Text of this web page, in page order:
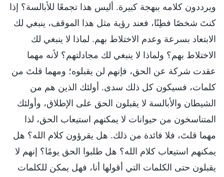
ويرددون كلامه ببهجة كبيرة. أليس هذا تجمعًا للأبالسة؟ إذا
كنتَ شخصًا فطِنًا، فعند رؤية مثل هذا الموقف، ينبغي لك
الابتعاد بسرعة وعدم الاختلاط بهم. لماذا لا ينبغي لك
الاختلاط بهم؟ ولماذا لا ينبغي لك مجادلتهم؟ لأنه مهما
عقدت شركة عن الحق، فإنهم لن يقبلوه؛ ومهما قلتَ من
كلمات، فسيكون كل ذلك سدى. أولئك الذين هم من
الشيطان والأبالسة لا يقبلون الحق على الإطلاق، وأولئك
المتناسخون من حيوانات لا يمكنهم استيعاب الحق، لذا
مهما قلتَ، فلا فائدة من ذلك. هل يقرؤون كلام الله؟ هل
يمكنهم استيعاب كلام الله؟ هل طلبوا الحق يومًا؟ إنهم لا
يقبلون حتى الكلمات التي أقولها أنا، فهل يمكن للكلمات